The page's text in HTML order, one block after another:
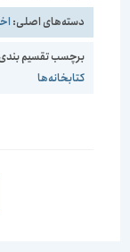
دسته‌های اصلی:
برچسب تقسیم بندی
کتابخانه‌ها